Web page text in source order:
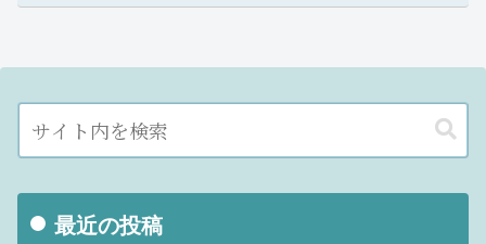
最近の投稿